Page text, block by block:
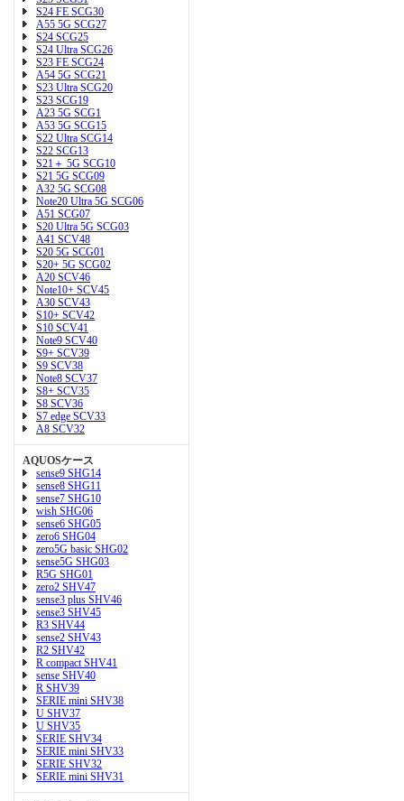
S24 FE SCG30
A55 5G SCG27
S24 SCG25
S24 Ultra SCG26
S23 FE SCG24
A54 5G SCG21
S23 Ultra SCG20
S23 SCG19
A23 5G SCG1
A53 5G SCG15
S22 Ultra SCG14
S22 SCG13
S21＋ 5G SCG10
S21 5G SCG09
A32 5G SCG08
Note20 Ultra 5G SCG06
A51 SCG07
S20 Ultra 5G SCG03
A41 SCV48
S20 5G SCG01
S20+ 5G SCG02
A20 SCV46
Note10+ SCV45
A30 SCV43
S10+ SCV42
S10 SCV41
Note9 SCV40
S9+ SCV39
S9 SCV38
Note8 SCV37
S8+ SCV35
S8 SCV36
S7 edge SCV33
A8 SCV32
AQUOSケース
sense9 SHG14
sense8 SHG11
sense7 SHG10
wish SHG06
sense6 SHG05
zero6 SHG04
zero5G basic SHG02
sense5G SHG03
R5G SHG01
zero2 SHV47
sense3 plus SHV46
sense3 SHV45
R3 SHV44
sense2 SHV43
R2 SHV42
R compact SHV41
sense SHV40
R SHV39
SERIE mini SHV38
U SHV37
U SHV35
SERIE SHV34
SERIE mini SHV33
SERIE SHV32
SERIE mini SHV31